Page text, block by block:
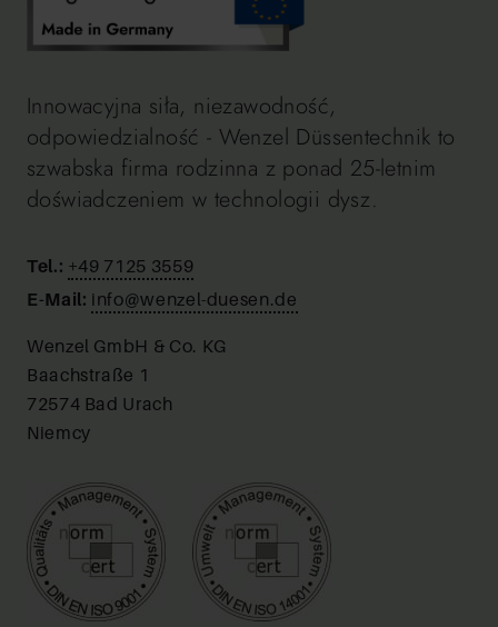
Innowacyjna siła, niezawodność,
odpowiedzialność - Wenzel Düssentechnik to
szwabska firma rodzinna z ponad 25-letnim
doświadczeniem w technologii dysz.
Tel.: +49 7125 3559
E-Mail: info@wenzel-duesen.de
Wenzel GmbH & Co. KG
Baachstraße 1
72574 Bad Urach
Niemcy